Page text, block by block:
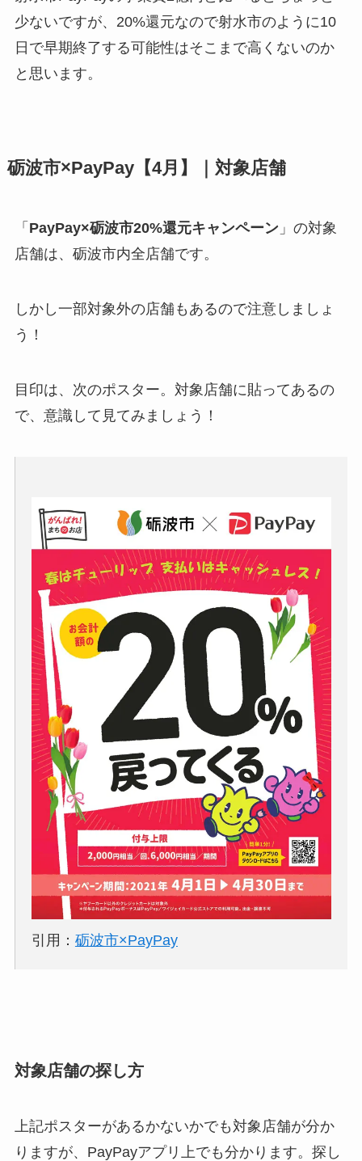
少ないですが、20%還元なので射水市のように10
日で早期終了する可能性はそこまで高くないのか
と思います。
砺波市×PayPay【4月】｜対象店舗
「 PayPay×砺波市20%還元キャンペーン」の対象
店舗は、砺波市内全店舗です。
しかし一部対象外の店舗もあるので注意しましょ
う！
目印は、次のポスター。対象店舗に貼ってあるの
で、意識して見てみましょう！
引用： 砺波市×PayPay
対象店舗の探し方
上記ポスターがあるかないかでも対象店舗が分か
りますが、PayPayアプリ上でも分かります。探し